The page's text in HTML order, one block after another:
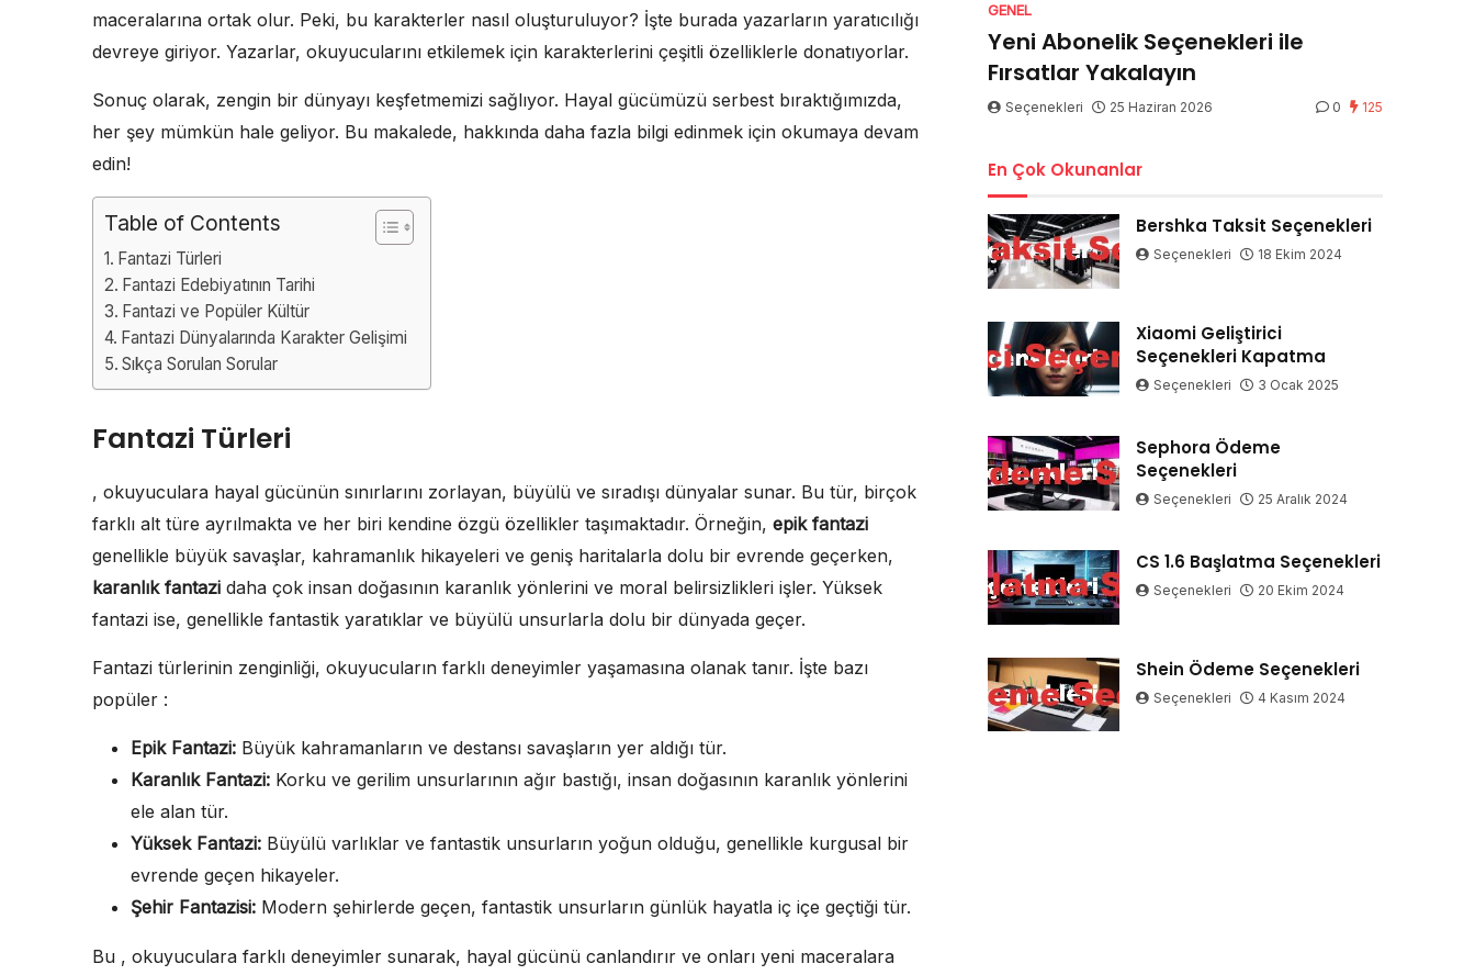
maceralarına ortak olur. Peki, bu karakterler nasıl oluşturuluyor? İşte burada yazarların yaratıcılığı
devreye giriyor. Yazarlar, okuyucularını etkilemek için karakterlerini çeşitli özelliklerle donatıyorlar.
Sonuç olarak, zengin bir dünyayı keşfetmemizi sağlıyor. Hayal gücümüzü serbest bıraktığımızda,
her şey mümkün hale geliyor. Bu makalede, hakkında daha fazla bilgi edinmek için okumaya devam
edin!
Table of Contents
Fantazi Türleri
Fantazi Edebiyatının Tarihi
Fantazi ve Popüler Kültür
Fantazi Dünyalarında Karakter Gelişimi
Sıkça Sorulan Sorular
Fantazi Türleri
, okuyuculara hayal gücünün sınırlarını zorlayan, büyülü ve sıradışı dünyalar sunar. Bu tür, birçok
farklı alt türe ayrılmakta ve her biri kendine özgü özellikler taşımaktadır. Örneğin, epik fantazi
genellikle büyük savaşlar, kahramanlık hikayeleri ve geniş haritalarla dolu bir evrende geçerken,
karanlık fantazi daha çok insan doğasının karanlık yönlerini ve moral belirsizlikleri işler. Yüksek
fantazi ise, genellikle fantastik yaratıklar ve büyülü unsurlarla dolu bir dünyada geçer.
Fantazi türlerinin zenginliği, okuyucuların farklı deneyimler yaşamasına olanak tanır. İşte bazı
popüler :
Epik Fantazi: Büyük kahramanların ve destansı savaşların yer aldığı tür.
Karanlık Fantazi: Korku ve gerilim unsurlarının ağır bastığı, insan doğasının karanlık yönlerini
ele alan tür.
Yüksek Fantazi: Büyülü varlıklar ve fantastik unsurların yoğun olduğu, genellikle kurgusal bir
evrende geçen hikayeler.
Şehir Fantazisi: Modern şehirlerde geçen, fantastik unsurların günlük hayatla iç içe geçtiği tür.
Bu , okuyuculara farklı deneyimler sunarak, hayal gücünü canlandırır ve onları yeni maceralara
GENEL
Yeni Abonelik Seçenekleri ile
Fırsatlar Yakalayın
Seçenekleri 25 Haziran 2026 0 125
En Çok Okunanlar
Bershka Taksit Seçenekleri
Seçenekleri 18 Ekim 2024
Xiaomi Geliştirici
Seçenekleri Kapatma
Seçenekleri 3 Ocak 2025
Sephora Ödeme
Seçenekleri
Seçenekleri 25 Aralık 2024
CS 1.6 Başlatma Seçenekleri
Seçenekleri 20 Ekim 2024
Shein Ödeme Seçenekleri
Seçenekleri 4 Kasım 2024